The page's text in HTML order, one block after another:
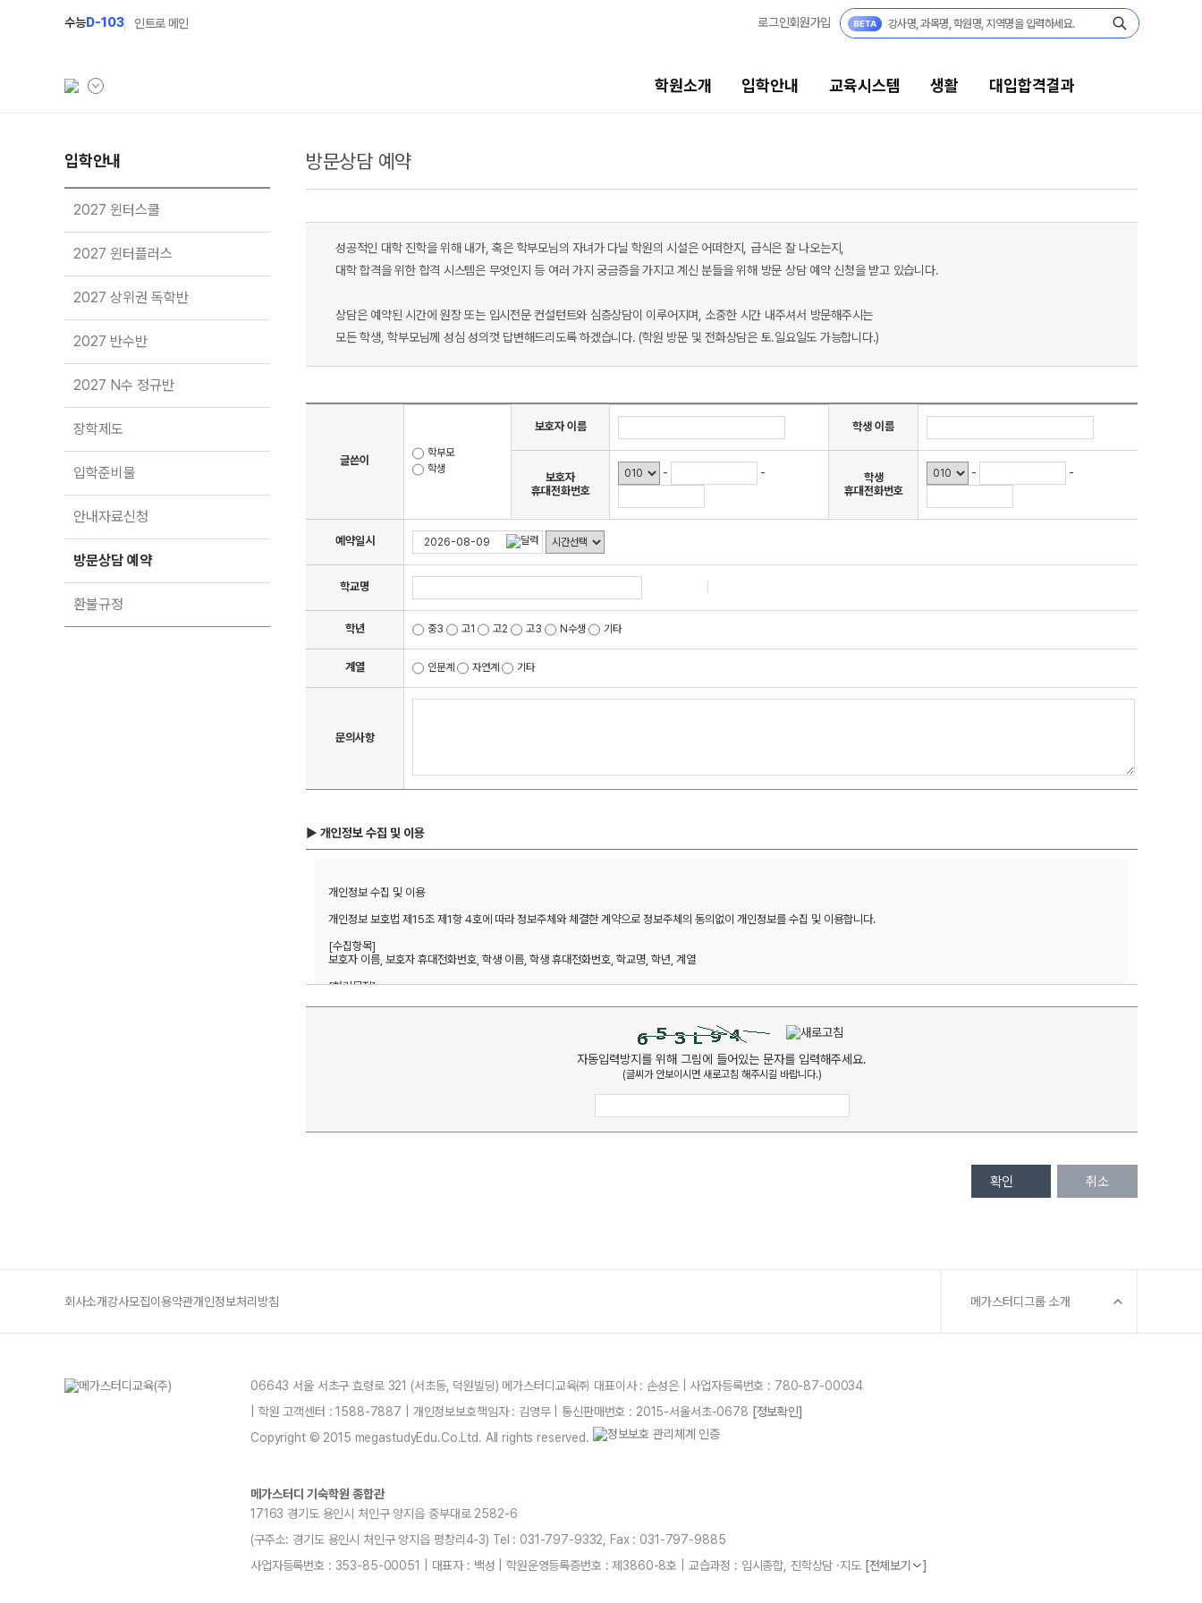
수능D-103 인트로 메인 로그인회원가입
학원소개 입학안내 교육시스템 생활 대입합격결과
학원소개
학원안내
기숙학원연혁
학원시설
사이버투어
교육 생활 환경
오시는길
공지사항
재원생 혜택
실시간 질문답변 앱 QUBE
고객센터
온라인 상담
자주 묻는 질문
입학안내
2027 상위권 독학반
2027 N수 정규반
장학제도
입학준비물
방문상담 예약
OMEGA 모의고사
메가X대성 더 프리미엄 모의고사
ALPHA 모의고사
수학 아이젠
2026 수능 적중 문항
메가 스마트 리포트
부모님편지
주간식단표
안전한학원
대입합격의 주인공
입학안내
2027 윈터스쿨
2027 윈터플러스
2027 상위권 독학반
2027 반수반
2027 N수 정규반
장학제도
입학준비물
안내자료신청
방문상담 예약
환불규정
방문상담 예약
성공적인 대학 진학을 위해 내가, 혹은 학부모님의 자녀가 다닐 학원의 시설은 어떠한지, 급식은 잘 나오는지,
대학 합격을 위한 합격 시스템은 무엇인지 등 여러 가지 궁금증을 가지고 계신 분들을 위해 방문 상담 예약 신청을 받고 있습니다.
상담은 예약된 시간에 원장 또는 입시전문 컨설턴트와 심층상담이 이루어지며, 소중한 시간 내주셔서 방문해주시는
모든 학생, 학부모님께 성심 성의껏 답변해드리도록 하겠습니다. (학원 방문 및 전화상담은 토.일요일도 가능합니다.)
글쓴이
학부모
학생
보호자 이름 학생 이름
보호자
휴대전화번호
- -
학생
휴대전화번호
- -
예약일시
학교명
학년 중3 고1 고2 고3 N수생 기타
계열 인문계 자연계 기타
문의사항
▶ 개인정보 수집 및 이용
개인정보 수집 및 이용
개인정보 보호법 제15조 제1항 4호에 따라 정보주체와 체결한 계약으로 정보주체의 동의없이 개인정보를 수집 및 이용합니다.
[수집항목]
보호자 이름, 보호자 휴대전화번호, 학생 이름, 학생 휴대전화번호, 학교명, 학년, 계열
[처리목적]
자동입력방지를 위해 그림에 들어있는 문자를 입력해주세요.
(글씨가 안보이시면 새로고침 해주시길 바랍니다.)
확인 취소
회사소개강사모집이용약관개인정보처리방침 메가스터디그룹 소개
06643 서울 서초구 효령로 321 (서초동, 덕원빌딩) 메가스터디교육㈜ 대표이사 : 손성은 | 사업자등록번호 : 780-87-00034
| 학원 고객센터 : 1588-7887 | 개인정보보호책임자 : 김영무 | 통신판매번호 : 2015-서울서초-0678 [정보확인]
Copyright © 2015 megastudyEdu.Co.Ltd. All rights reserved.
메가스터디 기숙학원 종합관
17163 경기도 용인시 처인구 양지읍 중부대로 2582-6
(구주소: 경기도 용인시 처인구 양지읍 평창리4-3) Tel : 031-797-9332, Fax : 031-797-9885
사업자등록번호 : 353-85-00051 | 대표자 : 백성 | 학원운영등록증번호 : 제3860-8호 | 교습과정 : 입시종합, 진학상담 ·지도 [전체보기 ]